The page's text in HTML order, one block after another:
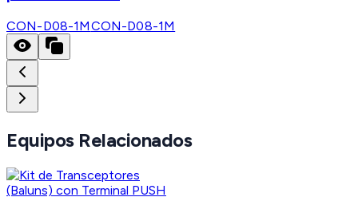
CON-D08-1MCON-D08-1M
Equipos Relacionados